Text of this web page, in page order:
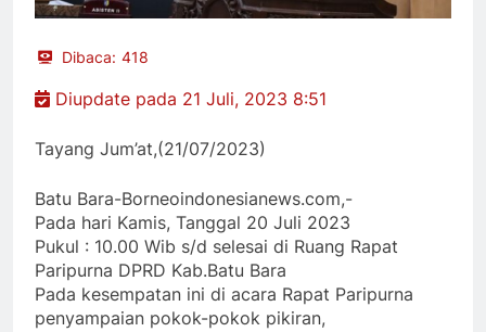
Dibaca: 418
Diupdate pada 21 Juli, 2023 8:51
Tayang Jum’at,(21/07/2023)
Batu Bara-Borneoindonesianews.com,-
Pada hari Kamis, Tanggal 20 Juli 2023
Pukul : 10.00 Wib s/d selesai di Ruang Rapat
Paripurna DPRD Kab.Batu Bara
Pada kesempatan ini di acara Rapat Paripurna
penyampaian pokok-pokok pikiran,